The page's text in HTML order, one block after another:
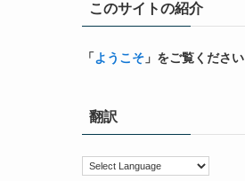
このサイトの紹介
「ようこそ 」をご覧ください
翻訳